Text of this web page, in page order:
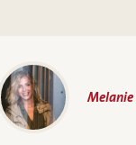
Melanie